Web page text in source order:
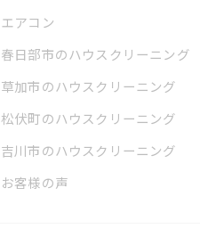
エアコン
春日部市のハウスクリーニング
草加市のハウスクリーニング
松伏町のハウスクリーニング
吉川市のハウスクリーニング
お客様の声